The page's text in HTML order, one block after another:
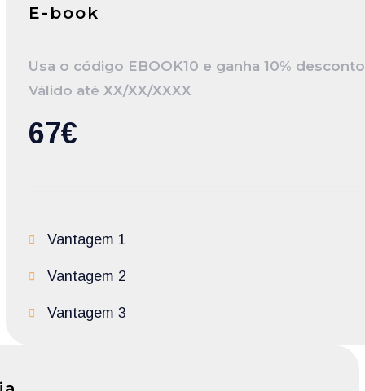
E-book
Usa o código EBOOK10 e ganha 10%
Válido até XX/XX/XXXX
67€
Vantagem 1
Vantagem 2
Vantagem 3